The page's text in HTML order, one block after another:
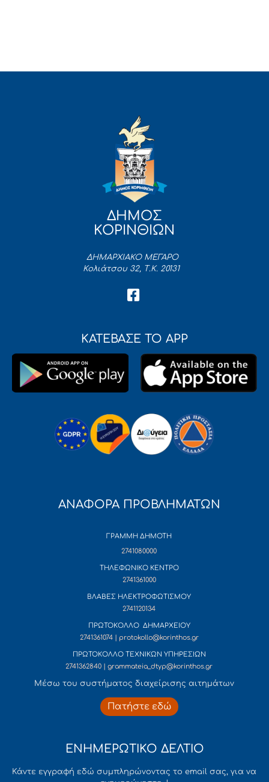
ΔΗΜΟΣ
ΚΟΡΙΝΘΙΩΝ
ΔΗΜΑΡΧΙΑΚΟ ΜΕΓΑΡΟ
Κολιάτσου 32, Τ.Κ. 20131
ΚΑΤΕΒΑΣΕ ΤΟ APP
ΑΝΑΦΟΡΑ ΠΡΟΒΛΗΜΑΤΩΝ
ΓΡΑΜΜΗ ΔΗΜΟΤΗ
2741080000
ΤΗΛΕΦΩΝΙΚΟ ΚΕΝΤΡΟ
2741361000
ΒΛΑΒΕΣ ΗΛΕΚΤΡΟΦΩΤΙΣΜΟΥ
2741120134
ΠΡΩΤΟΚΟΛΛΟ ΔΗΜΑΡΧΕΙΟΥ
2741361074 | protokollo@korinthos.gr
ΠΡΩΤΟΚΟΛΛΟ ΤΕΧΝΙΚΩΝ ΥΠΗΡΕΣΙΩΝ
2741362840 | grammateia_dtyp@korinthos.gr
Mέσω του συστήματος διαχείρισης αιτημάτων
Πατήστε εδώ
ΕΝΗΜΕΡΩΤΙΚΟ ΔΕΛΤΙΟ
Κάντε εγγραφή εδώ συμπληρώνοντας το email σας, για να